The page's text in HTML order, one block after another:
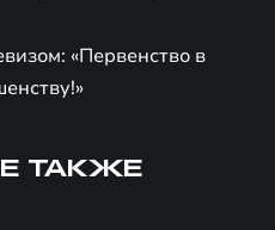
«Первенство в
ТАКЖЕ